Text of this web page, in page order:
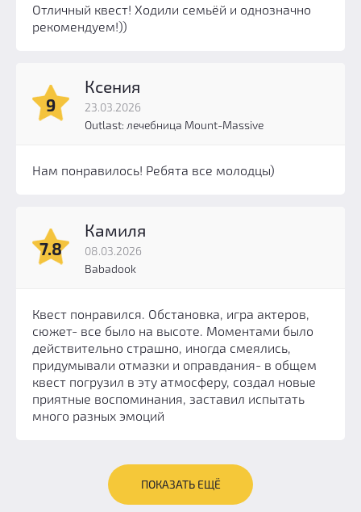
Отличный квест! Ходили семьёй и однозначно
рекомендуем!))
9
Ксения
23.03.2026
Outlast: лечебница Mount-Massive
Нам понравилось! Ребята все молодцы)
7.8
Камиля
08.03.2026
Babadook
Квест понравился. Обстановка, игра актеров,
сюжет- все было на высоте. Моментами было
действительно страшно, иногда смеялись,
придумывали отмазки и оправдания- в общем
квест погрузил в эту атмосферу, создал новые
приятные воспоминания, заставил испытать
много разных эмоций
ПОКАЗАТЬ ЕЩЁ